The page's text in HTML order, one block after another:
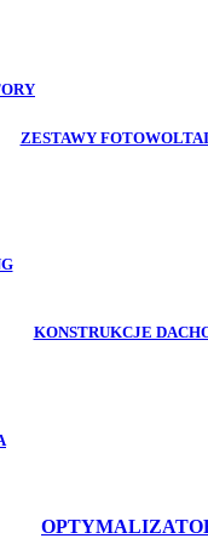
ZESTAWY
KONSTRUKCJE